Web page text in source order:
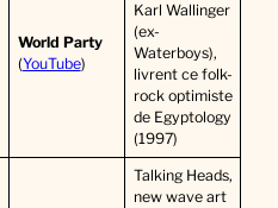
World Party
(YouTube)
Karl Wallinger
(ex-
Waterboys),
livrent ce folk-
rock optimiste
de Egyptology
(1997)
Talking Heads,
new wave art